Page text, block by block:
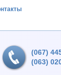
(067)
(063)